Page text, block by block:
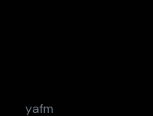
yafm